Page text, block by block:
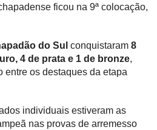
ficou na 9ª colocação,
do Sul conquistaram 8
4 de prata e 1 de bronze,
os destaques da etapa
individuais estiveram as
nas provas de arremesso